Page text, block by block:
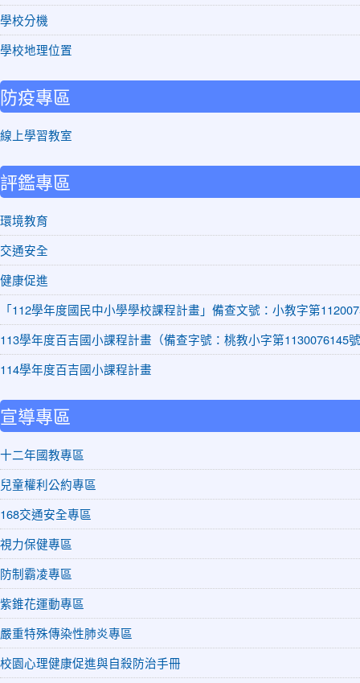
學校分機
學校地理位置
防疫專區
線上學習教室
評鑑專區
環境教育
交通安全
健康促進
「112學年度國民中小學學校課程計畫」備查文號：小教字第
113學年度百吉國小課程計畫（備查字號：桃教小字第1130076145
114學年度百吉國小課程計畫
宣導專區
十二年國教專區
兒童權利公約專區
168交通安全專區
視力保健專區
防制霸凌專區
紫錐花運動專區
嚴重特殊傳染性肺炎專區
校園心理健康促進與自殺防治手冊